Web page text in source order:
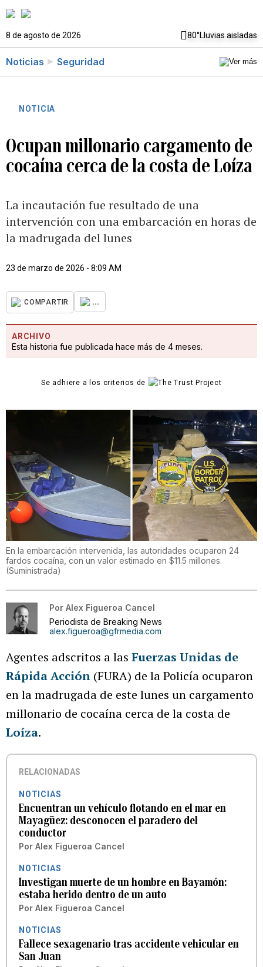
8 de agosto de 2026 80°Lluvias aisladas
Noticias Seguridad
NOTICIA
Ocupan millonario cargamento de
cocaína cerca de la costa de Loíza
La incautación fue resultado de una
intervención con una embarcación en horas de
la madrugada del lunes
23 de marzo de 2026 - 8:09 AM
COMPARTIR ...
ARCHIVO
Esta historia fue publicada hace más de 4 meses.
Se adhiere a los criterios de
En la embarcación intervenida, las autoridades ocuparon 24
fardos cocaína, con un valor estimado en $11.5 millones.
(Suministrada)
Por Alex Figueroa Cancel
Periodista de Breaking News
alex.figueroa@gfrmedia.com
Agentes adscritos a las Fuerzas Unidas de
Rápida Acción (FURA) de la Policía ocuparon
en la madrugada de este lunes un cargamento
millonario de cocaína cerca de la costa de
Loíza.
RELACIONADAS
NOTICIAS
Encuentran un vehículo flotando en el mar en
Mayagüez: desconocen el paradero del
conductor
Por Alex Figueroa Cancel
NOTICIAS
Investigan muerte de un hombre en Bayamón:
estaba herido dentro de un auto
Por Alex Figueroa Cancel
NOTICIAS
Fallece sexagenario tras accidente vehicular en
San Juan